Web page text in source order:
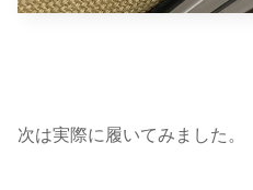
次は実際に履いてみました。